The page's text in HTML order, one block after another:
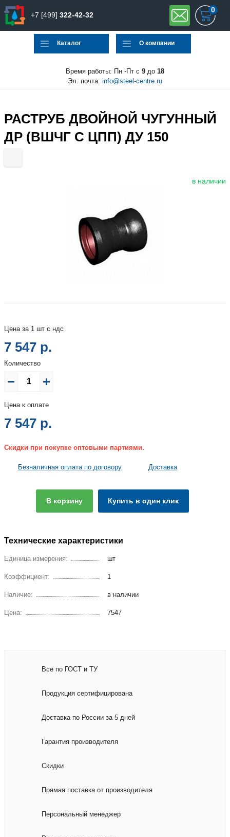
+7 [499] 322-42-32
0
Каталог О компании
Время работы: Пн -Пт с 9 до 18
Эл. почта: info@steel-centre.ru
РАСТРУБ ДВОЙНОЙ ЧУГУННЫЙ
ДР (ВШЧГ С ЦПП) ДУ 150
в наличии
Цена за 1 шт с ндс
7 547 р.
Количество
Цена к оплате
7 547 р.
Скидки при покупке оптовыми партиями.
Безналичная оплата по договору Доставка
В корзину Купить в один клик
Технические характеристики
Единица измерения: шт
Коэффициент: 1
Наличие: в наличии
Цена: 7547
Всё по ГОСТ и ТУ
Продукция сертифицирована
Доставка по России за 5 дней
Гарантия производителя
Скидки
Прямая поставка от производителя
Персональный менеджер